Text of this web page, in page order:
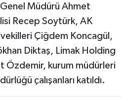
Müdürü Ahmet
Recep Soytürk, AK
Çiğdem Koncagül,
Diktaş, Limak Holding
Özdemir, kurum müdürleri
çalışanları katıldı.